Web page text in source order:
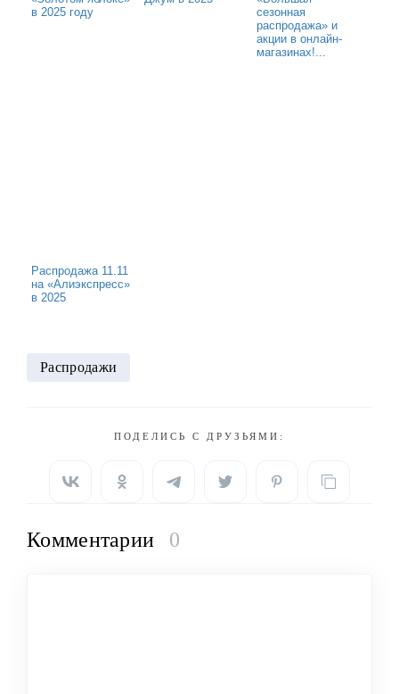
в 2025 году
сезонная
распродажа» и
акции в онлайн-
магазинах!...
Распродажа 11.11
на «Алиэкспресс»
в 2025
Распродажи
ПОДЕЛИСЬ С ДРУЗЬЯМИ:
Комментарии 0